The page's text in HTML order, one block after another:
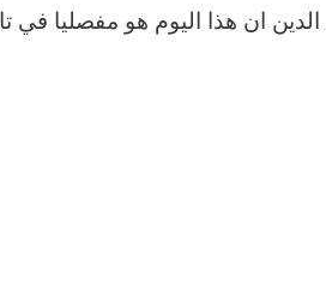
الدين ان هذا اليوم هو مفصليا في